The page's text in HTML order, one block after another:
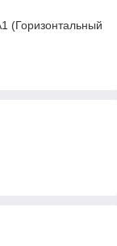
(Горизонтальный